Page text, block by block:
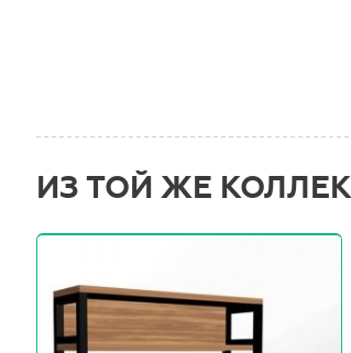
ИЗ ТОЙ ЖЕ